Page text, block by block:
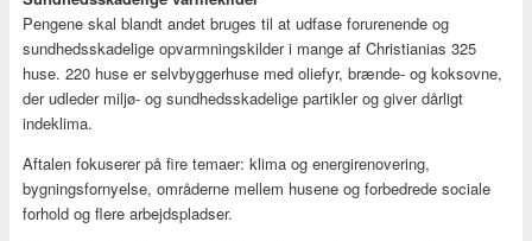
Pengene skal blandt andet bruges til at udfase forurenende og
sundhedsskadelige opvarmningskilder i mange af Christianias 325
huse. 220 huse er selvbyggerhuse med oliefyr, brænde- og koksovne,
der udleder miljø- og sundhedsskadelige partikler og giver dårligt
indeklima.
Aftalen fokuserer på fire temaer: klima og energirenovering,
bygningsfornyelse, områderne mellem husene og forbedrede sociale
forhold og flere arbejdspladser.